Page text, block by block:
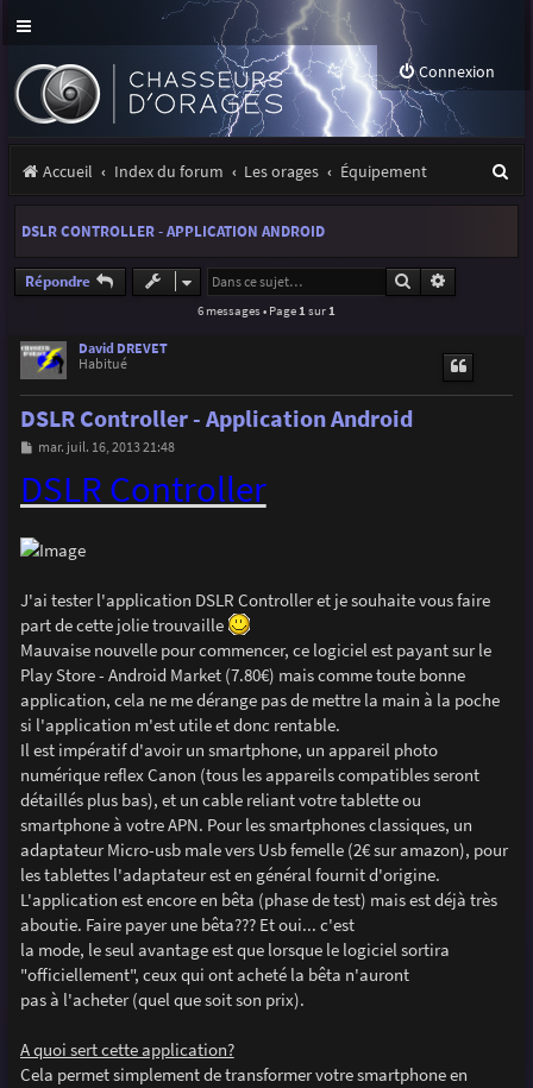
Connexion
Accueil Index du forum Les orages Équipement
e
DSLR CONTROLLER - APPLICATION ANDROID
Répondre Rechercher
6 messages • Page 1 sur 1
David DREVET
Habitué
DSLR Controller - Application Android
M
s
s
a
e
mar. juil. 16, 2013 21:48
DSLR Controller
J'ai tester l'application DSLR Controller et je souhaite vous faire
part de cette jolie trouvaille
Mauvaise nouvelle pour commencer, ce logiciel est payant sur le
Play Store - Android Market (7.80€) mais comme toute bonne
application, cela ne me dérange pas de mettre la main à la poche
si l'application m'est utile et donc rentable.
Il est impératif d'avoir un smartphone, un appareil photo
numérique reflex Canon (tous les appareils compatibles seront
détaillés plus bas), et un cable reliant votre tablette ou
smartphone à votre APN. Pour les smartphones classiques, un
adaptateur Micro-usb male vers Usb femelle (2€ sur amazon), pour
les tablettes l'adaptateur est en général fournit d'origine.
L'application est encore en bêta (phase de test) mais est déjà très
aboutie. Faire payer une bêta??? Et oui... c'est
la mode, le seul avantage est que lorsque le logiciel sortira
"officiellement", ceux qui ont acheté la bêta n'auront
pas à l'acheter (quel que soit son prix).
A quoi sert cette application?
Cela permet simplement de transformer votre smartphone en